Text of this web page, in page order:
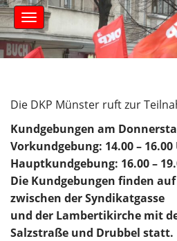
M
a
i
n
u
S
k
i
p
c
o
n
t
t
Die DKP Münster ruft zur
Kundgebungen am
Vorkundgebung: 14.00 – 16.00
Hauptkundgebung: 16.00 –
Die Kundgebungen finden
zwischen der Syndikatgasse
und der Lambertikirche mit
Salzstraße und Drubbel statt.